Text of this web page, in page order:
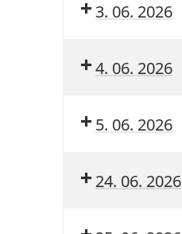
3. 06. 2026
4. 06. 2026
5. 06. 2026
24. 06. 2026